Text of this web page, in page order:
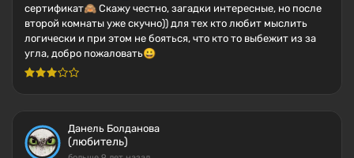
сертификат🙈 Скажу честно, загадки интересные, но после
второй комнаты уже скучно)) для тех кто любит мыслить
логически и при этом не бояться, что кто то выбежит из за
угла, добро пожаловать😀
Данель Болданова
(любитель)